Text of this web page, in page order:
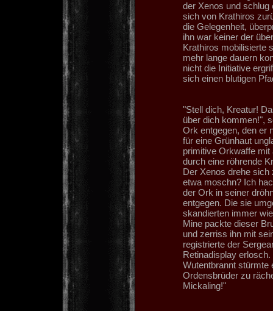
der Xenos und schlug
sich von Krathiros
die Gelegenheit,
ihn war keiner der
Krathiros mobilisierte
mehr lange dauern
nicht die Initiative
sich einen blutigen
"Stell dich, Kreatur!
über dich kommen!",
Ork entgegen, den er
für eine Grünhaut
primitive Orkwaffe
durch eine röhrende
Der Xenos drehe
etwa moschn? Ich
der Ork in seiner
entgegen. Die sie
skandierten immer
Mine packte dieser
und zerriss ihn mit
registrierte der
Retinadisplay
Wutentbrannt stürmte
Ordensbrüder zu
Mickaling!"